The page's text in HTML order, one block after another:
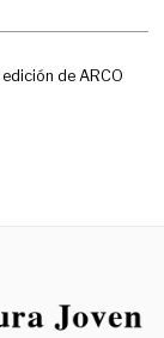
de ARCO